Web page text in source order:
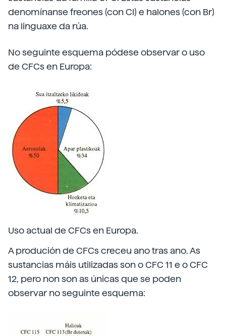
denomínanse freones (con Cl) e halones (con Br)
na linguaxe da rúa.
No seguinte esquema pódese observar o uso
de CFCs en Europa:
Uso actual de CFCs en Europa.
A produción de CFCs creceu ano tras ano. As
sustancias máis utilizadas son o CFC 11 e o CFC
12, pero non son as únicas que se poden
observar no seguinte esquema: